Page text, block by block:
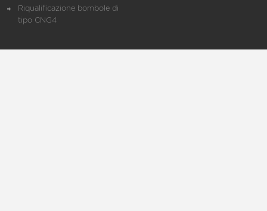
Riqualificazione bombole di
tipo CNG4